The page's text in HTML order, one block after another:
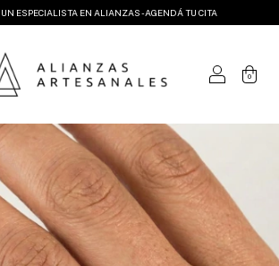
UN ESPECIALISTA EN ALIANZAS - AGENDÁ TU CITA
0